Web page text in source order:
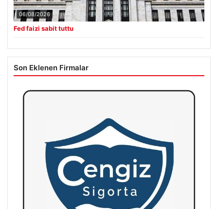
06/08/2026
Fed faizi sabit tuttu
Son Eklenen Firmalar